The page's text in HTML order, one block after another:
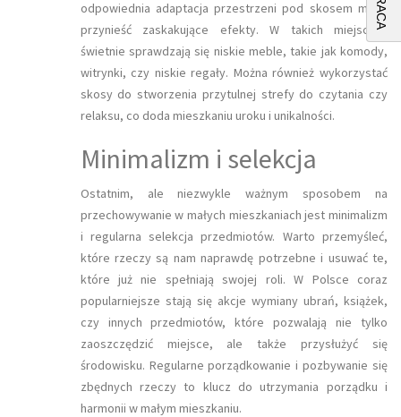
odpowiednia adaptacja przestrzeni pod skosem może
przynieść zaskakujące efekty. W takich miejscach
świetnie sprawdzają się niskie meble, takie jak komody,
witrynki, czy niskie regały. Można również wykorzystać
skosy do stworzenia przytulnej strefy do czytania czy
relaksu, co doda mieszkaniu uroku i unikalności.
Minimalizm i selekcja
Ostatnim, ale niezwykle ważnym sposobem na
przechowywanie w małych mieszkaniach jest minimalizm
i regularna selekcja przedmiotów. Warto przemyśleć,
które rzeczy są nam naprawdę potrzebne i usuwać te,
które już nie spełniają swojej roli. W Polsce coraz
popularniejsze stają się akcje wymiany ubrań, książek,
czy innych przedmiotów, które pozwalają nie tylko
zaoszczędzić miejsce, ale także przysłużyć się
środowisku. Regularne porządkowanie i pozbywanie się
zbędnych rzeczy to klucz do utrzymania porządku i
harmonii w małym mieszkaniu.